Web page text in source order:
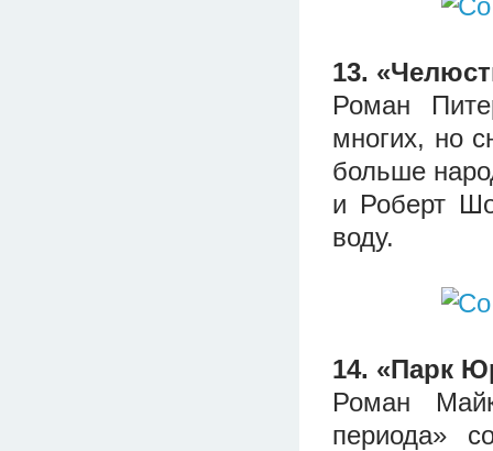
13.
Роман
многих, но
больше
и Роберт
воду.
14. «Парк
Роман
периода»